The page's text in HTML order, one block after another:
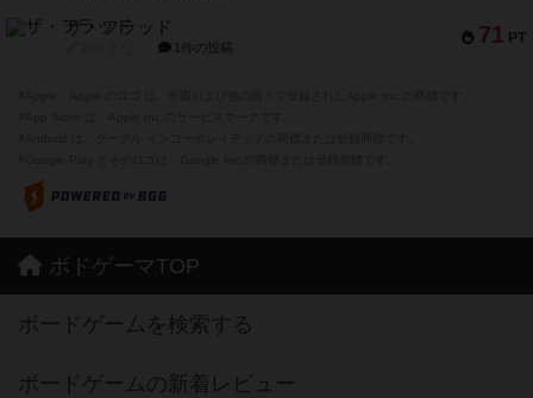
71 PT
ザ・フラッド
1件の投稿
ボドゲーマTOP
ボードゲームを検索する
ボードゲームの新着レビュー